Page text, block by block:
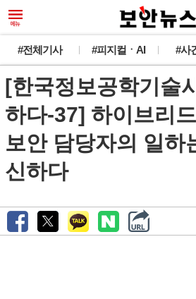
#전체기사 #피지컬ㆍAI #사
[한국정보공학기술
하다-37] 하이브리
보안 담당자의 일하
신하다